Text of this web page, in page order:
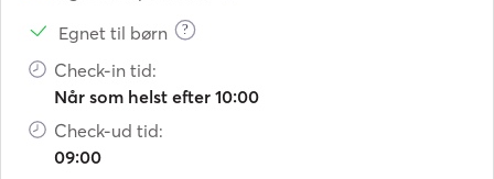
Egnet til børn ?
Check-in tid:
Når som helst efter 10:00
Check-ud tid:
09:00